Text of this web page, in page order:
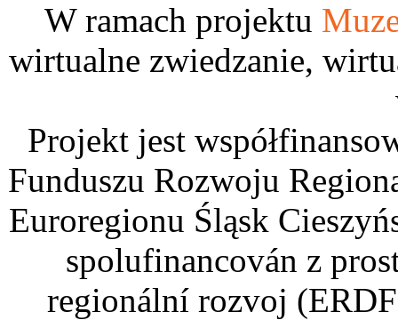
W ramach projektu
wirtualne zwiedzanie,
Projekt jest
Funduszu Rozwoju
Euroregionu Śląsk
spolufinancován z
regionální rozvoj